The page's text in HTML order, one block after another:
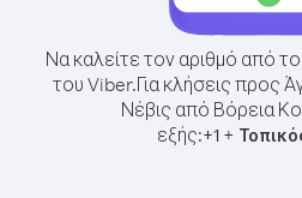
Να καλείτε τον αριθμό από
του Viber.Για κλήσεις προς
Νέβις από Βόρεια
εξής:+1+